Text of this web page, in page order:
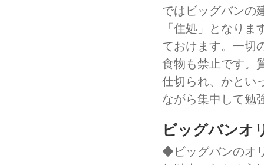
ではビッグバンの
「住処」となり
ておけます。一切
食物も禁止です。
仕切られ、かとい
ながら集中して勉
ビッグバンオ
◆ビッグバンのオ